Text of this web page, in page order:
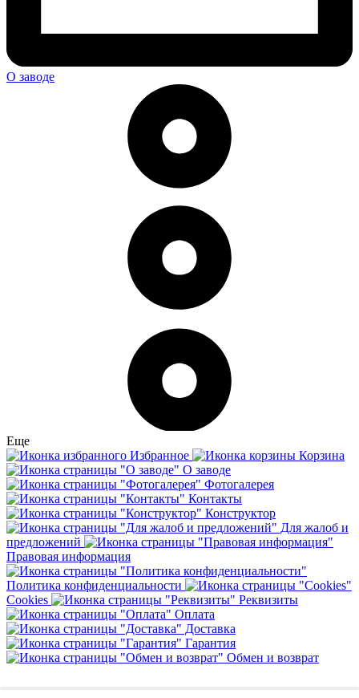
О заводе
Еще
Избранное
Корзина
О заводе
Фотогалерея
Контакты
Конструктор
Для жалоб и
предложений
Правовая информация
Политика конфиденциальности
Cookies
Реквизиты
Оплата
Доставка
Гарантия
Обмен и возврат